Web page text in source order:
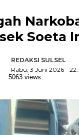
Soeta
REDAKSI SULSEL
Rabu, 3 Juni 2026 -
5063 views